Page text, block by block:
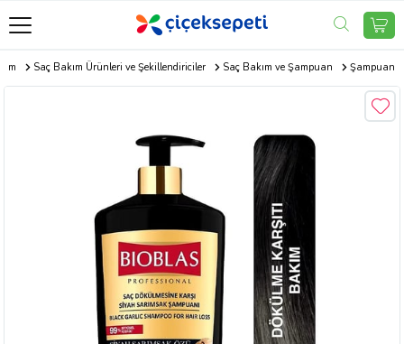
Saç Bakım Ürünleri ve Şekillendiriciler Saç Bakım ve Şampuan Şampuan